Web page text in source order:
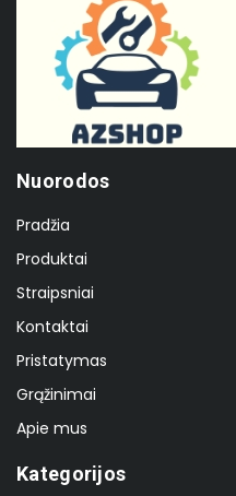
Nuorodos
Pradžia
Produktai
Straipsniai
Kontaktai
Pristatymas
Grąžinimai
Apie mus
Kategorijos